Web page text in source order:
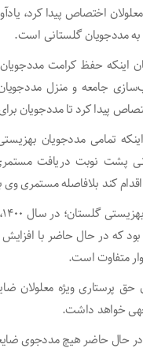
اختصاص پیدا کرد،
مددجویان گلستانی است.
اینکه حفظ کرامت
پیدا کرد تا مددجویان
تمامی مددجویان
پشت نوبت دریافت
کند بلافاصله مستمری وی
متفاوت است.
خواهد داشت.
در حال حاضر هیچ مددجوی